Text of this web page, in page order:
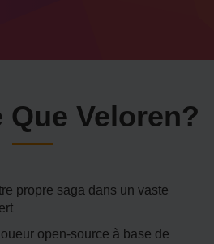
Que Veloren?
propre saga dans un vaste
open-source à base de